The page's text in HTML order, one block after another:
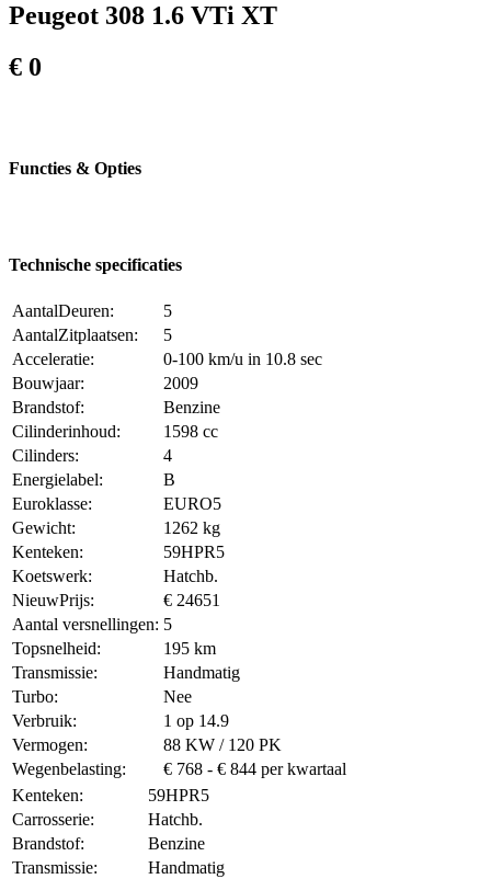
Peugeot 308 1.6 VTi XT
€ 0
Functies & Opties
Technische specificaties
AantalDeuren:
5
AantalZitplaatsen:
5
Acceleratie:
0-100 km/u in 10.8 sec
Bouwjaar:
2009
Brandstof:
Benzine
Cilinderinhoud:
1598 cc
Cilinders:
4
Energielabel:
B
Euroklasse:
EURO5
Gewicht:
1262 kg
Kenteken:
59HPR5
Koetswerk:
Hatchb.
NieuwPrijs:
€ 24651
Aantal versnellingen: 5
Topsnelheid:
195 km
Transmissie:
Handmatig
Turbo:
Nee
Verbruik:
1 op 14.9
Vermogen:
88 KW / 120 PK
Wegenbelasting:
€ 768 - € 844 per kwartaal
Kenteken:
59HPR5
Carrosserie:
Hatchb.
Brandstof:
Benzine
Transmissie:
Handmatig